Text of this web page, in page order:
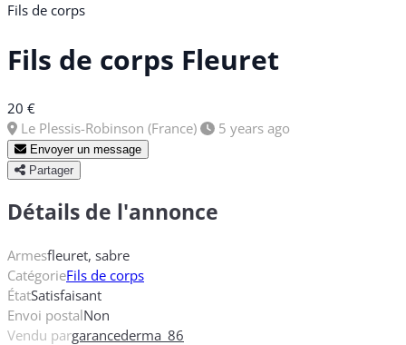
Fils de corps
Fils de corps Fleuret
20 €
Le Plessis-Robinson (France)
5 years ago
Envoyer un message
Partager
Détails de l'annonce
Armesfleuret, sabre
CatégorieFils de corps
ÉtatSatisfaisant
Envoi postalNon
Vendu pargarancederma_86